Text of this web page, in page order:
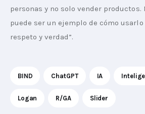
personas y no solo vender
puede ser un ejemplo de cómo
respeto y verdad”.
BIND ChatGPT IA
Logan R/GA Slider